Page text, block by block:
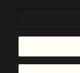
Cookie-
Allgemeine
© Brevo 2026.